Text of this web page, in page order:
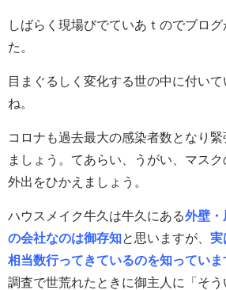
しばらく現場びでていあｔのでブロ
た。
目まぐるしく変化する世の中に付い
ね。
コロナも過去最大の感染者数となり
ましょう。てあらい、うがい、マス
外出をひかえましょう。
ハウスメイク牛久は牛久にある外壁・
の会社なのは御存知と思いますが、 実
相当数行ってきているのを知っていま
調査で世荒れたときに御主人に「そ